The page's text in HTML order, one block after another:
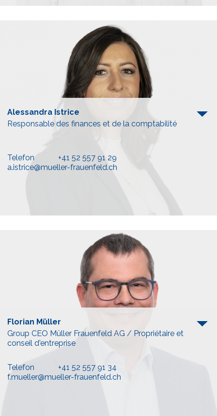
Alessandra Istrice
Responsable des finances et de la comptabilité
Telefon
+41 52 557 91 29
a.istrice@mueller-frauenfeld.ch
Florian Müller
Group CEO Müller Frauenfeld AG / Propriétaire et
conseil d'entreprise
Telefon
+41 52 557 91 34
f.mueller@mueller-frauenfeld.ch